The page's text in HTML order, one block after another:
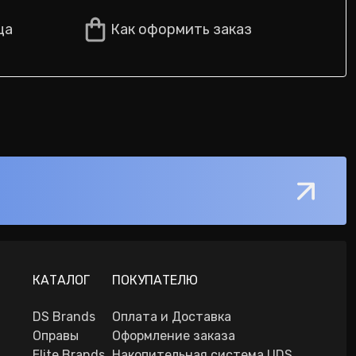
Как оформить заказ
КАТАЛОГ
DS Brands
Оправы
ПОКУПАТЕЛЮ
Оплата и Доставка
Оформление заказа